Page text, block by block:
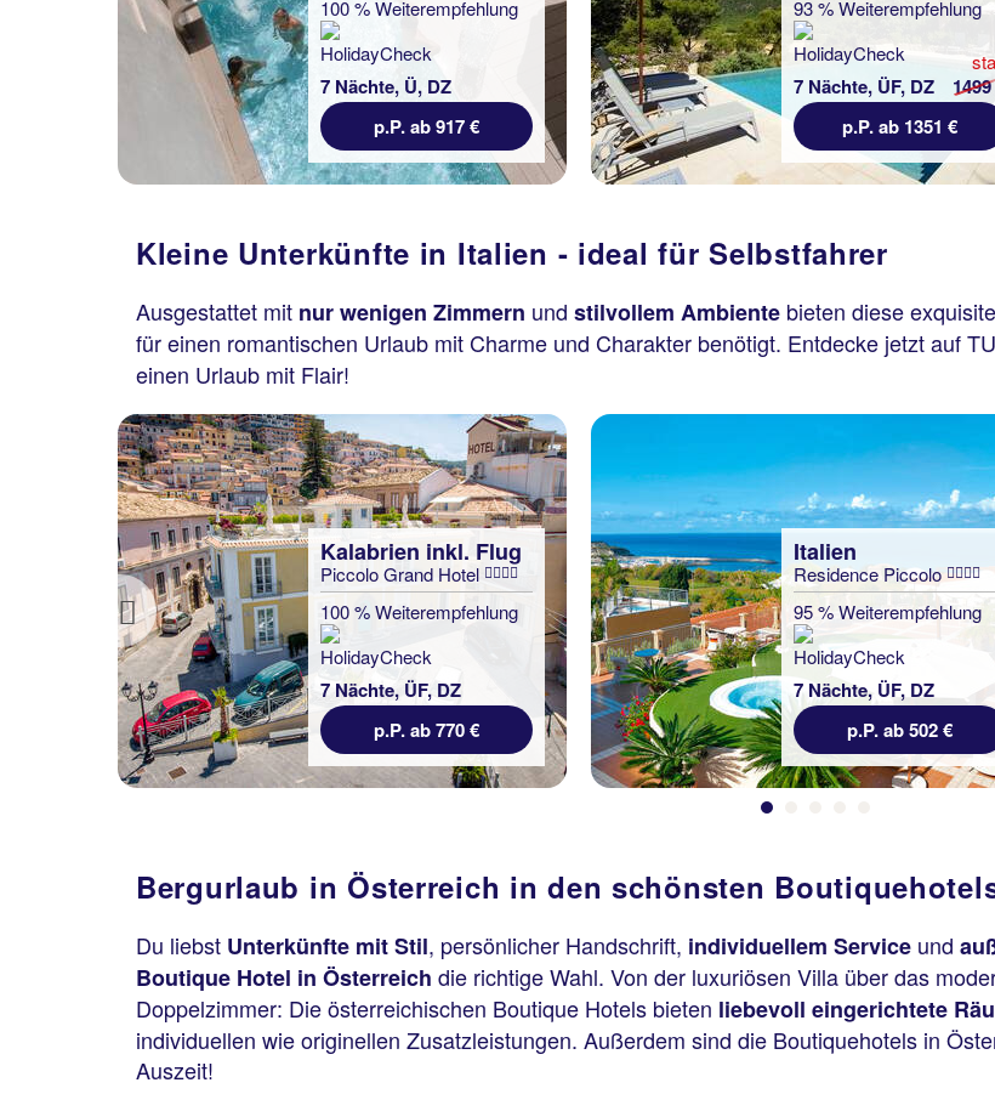
100 % Weiterempfehlung
7 Nächte, Ü, DZ
p.P. ab 917 €
93 % Weiterempfehlung
7 Nächte, ÜF, DZ
p.P. ab 1351 €
Kleine Unterkünfte in Italien - ideal für Selbstfahrer
Ausgestattet mit nur wenigen Zimmern und stilvollem Ambiente bieten diese
für einen romantischen Urlaub mit Charme und Charakter benötigt. Entdecke jetzt auf
einen Urlaub mit Flair!
Previous
Kalabrien inkl. Flug
Piccolo Grand Hotel
100 % Weiterempfehlung
7 Nächte, ÜF, DZ
p.P. ab 770 €
Italien
Residence Piccolo
95 % Weiterempfehlung
7 Nächte, ÜF, DZ
p.P. ab 502 €
Bergurlaub in Österreich in den schönsten
Du liebst Unterkünfte mit Stil, persönlicher Handschrift, individuellem Service und
Boutique Hotel in Österreich die richtige Wahl. Von der luxuriösen Villa über das
Doppelzimmer: Die österreichischen Boutique Hotels bieten liebevoll eingerichtete
individuellen wie originellen Zusatzleistungen. Außerdem sind die Boutiquehotels in
Auszeit!